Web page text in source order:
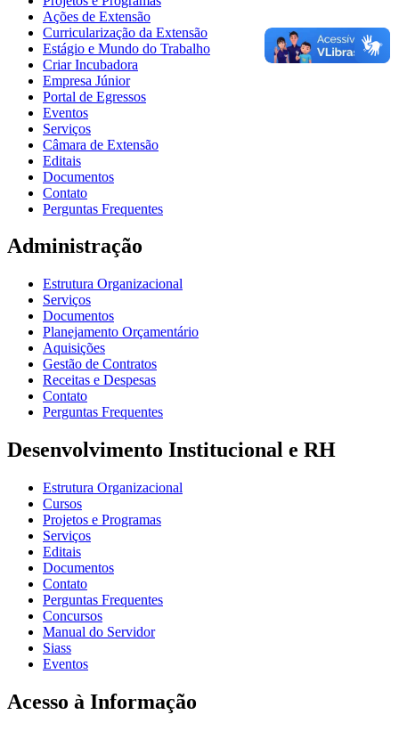
Ações de Extensão
Curricularização da Extensão
Estágio e Mundo do Trabalho
Criar Incubadora
Empresa Júnior
Portal de Egressos
Eventos
Serviços
Câmara de Extensão
Editais
Documentos
Contato
Perguntas Frequentes
Administração
Estrutura Organizacional
Serviços
Documentos
Planejamento Orçamentário
Aquisições
Gestão de Contratos
Receitas e Despesas
Contato
Perguntas Frequentes
Desenvolvimento Institucional e RH
Estrutura Organizacional
Cursos
Projetos e Programas
Serviços
Editais
Documentos
Contato
Perguntas Frequentes
Concursos
Manual do Servidor
Siass
Eventos
Acesso à Informação